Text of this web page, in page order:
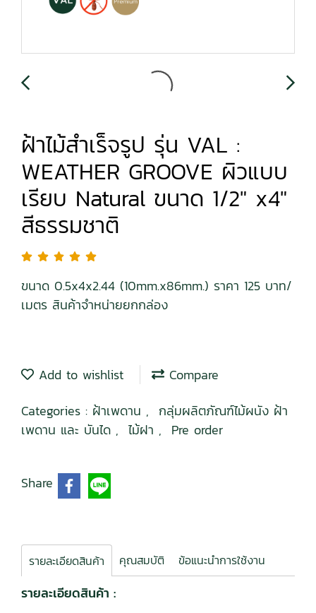
ฝ้าไม้สำเร็จรูป รุ่น VAL :
WEATHER GROOVE ผิวแบบ
เรียบ Natural ขนาด 1/2" x4"
สีธรรมชาติ
ขนาด 0.5x4x2.44 (10mm.x86mm.) ราคา 125 บาท/
เมตร สินค้าจำหน่ายยกกล่อง
Add to wishlist
Compare
Categories : ฝ้าเพดาน , กลุ่มผลิตภัณฑ์ไม้ผนัง ฝ้า
เพดาน และ บันได , ไม้ฝา , Pre order
Share
รายละเอียดสินค้า คุณสมบัติ ข้อแนะนำการใช้งาน
รายละเอียดสินค้า :